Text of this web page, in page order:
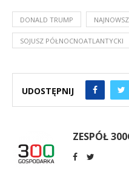
DONALD TRUMP
SOJUSZ PÓŁNOCNOATLANTYCKI
UDOSTĘPNIJ
ZESPÓŁ